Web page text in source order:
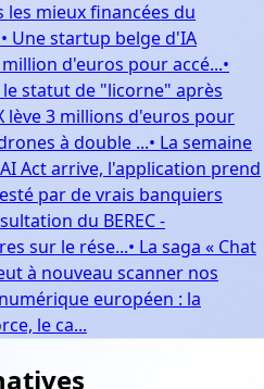
mieux financées du
• Une startup belge d'IA
d'euros pour accé...•
statut de "licorne" après
lève 3 millions d'euros pour
à double ...• La semaine
Act arrive, l'application prend
par de vrais banquiers
du BEREC -
sur le rése...• La saga « Chat
à nouveau scanner nos
européen : la
le ca...